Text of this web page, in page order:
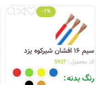
-1%
سیم ۱۶ افشان شیرکوه یزد
کد محصول :5937
رنگ بدنه